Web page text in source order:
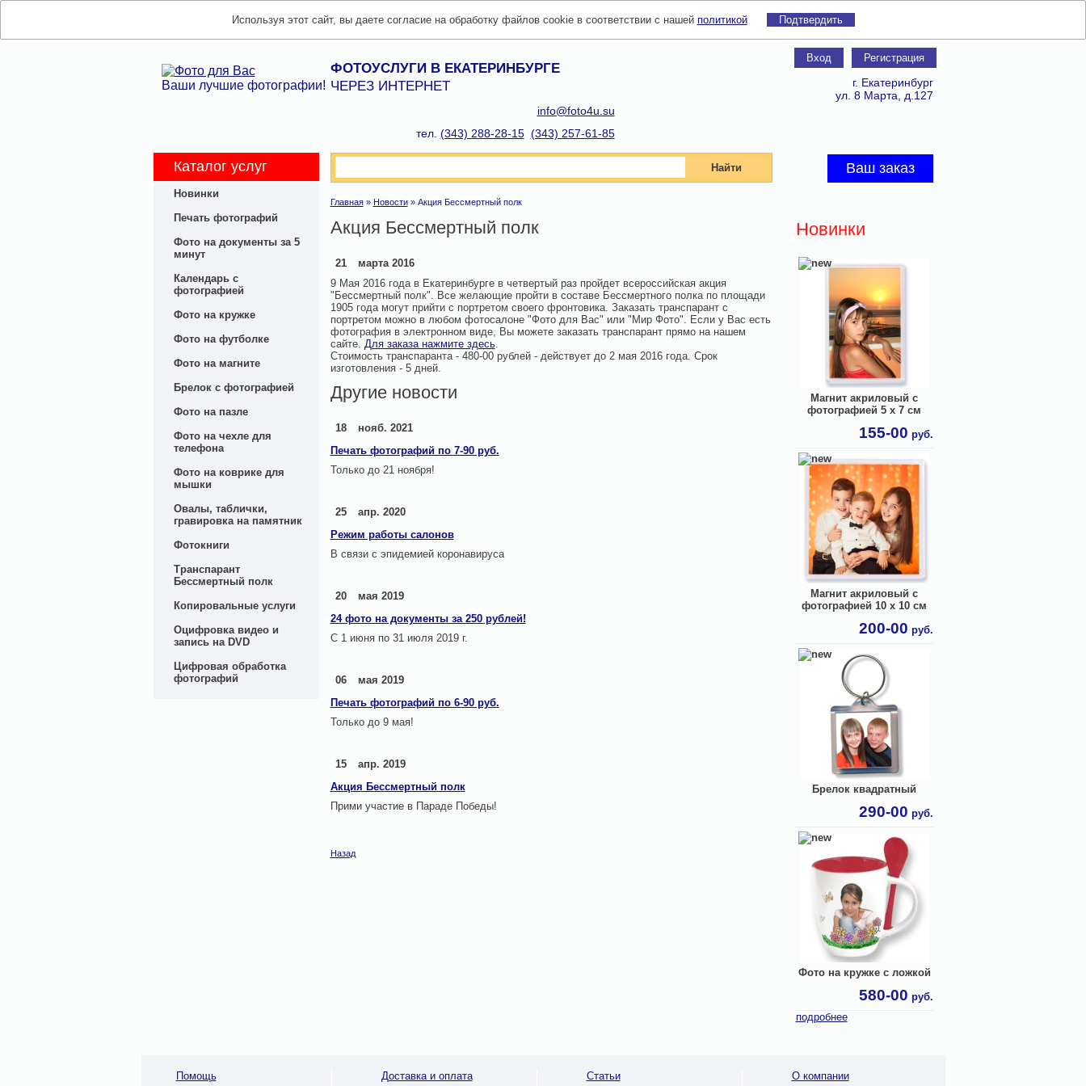
Используя этот сайт, вы даете согласие на обработку файлов cookie в соответствии с нашей политикой Подтвердить
Ваши лучшие фотографии!
ФОТОУСЛУГИ В ЕКАТЕРИНБУРГЕ
ЧЕРЕЗ ИНТЕРНЕТ
info@foto4u.su
тел. (343) 288-28-15 (343) 257-61-85
Регистрация
Вход
г. Екатеринбург
ул. 8 Марта, д.127
Каталог услуг
Новинки
Печать фотографий
Фото на документы за 5
минут
Календарь с
фотографией
Фото на кружке
Фото на футболке
Фото на магните
Брелок с фотографией
Фото на пазле
Фото на чехле для
телефона
Фото на коврике для
мышки
Овалы, таблички,
гравировка на памятник
Фотокниги
Транспарант
Бессмертный полк
Копировальные услуги
Оцифровка видео и
запись на DVD
Цифровая обработка
фотографий
Найти Ваш заказ
Новинки
Магнит акриловый с
фотографией 5 х 7 см
155-00 руб.
Магнит акриловый с
фотографией 10 х 10 см
200-00 руб.
Брелок квадратный
290-00 руб.
Фото на кружке с ложкой
580-00 руб.
подробнее
Главная» Новости» Акция Бессмертный полк
Акция Бессмертный полк
21
марта 2016
9 Мая 2016 года в Екатеринбурге в четвертый раз пройдет всероссийская акция
"Бессмертный полк". Все желающие пройти в составе Бессмертного полка по площади
1905 года могут прийти с портретом своего фронтовика. Заказать транспарант с
портретом можно в любом фотосалоне "Фото для Вас" или "Мир Фото". Если у Вас есть
фотография в электронном виде, Вы можете заказать транспарант прямо на нашем
сайте. Для заказа нажмите здесь.
Стоимость транспаранта - 480-00 рублей - действует до 2 мая 2016 года. Срок
изготовления - 5 дней.
Другие новости
18
нояб. 2021
Печать фотографий по 7-90 руб.
Только до 21 ноября!
25
апр. 2020
Режим работы салонов
В связи с эпидемией коронавируса
20
мая 2019
24 фото на документы за 250 рублей!
С 1 июня по 31 июля 2019 г.
06
мая 2019
Печать фотографий по 6-90 руб.
Только до 9 мая!
15
апр. 2019
Акция Бессмертный полк
Прими участие в Параде Победы!
Назад
Помощь Доставка и оплата Статьи О компании